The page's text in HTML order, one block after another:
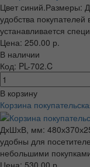
Цвет синий.Размеры:
удобства
устанавливается
Цена: 250.00 р.
В наличии
Код: PL-702.C
В корзину
Корзина
ДхШхВ, мм:
удобны для
небольшими